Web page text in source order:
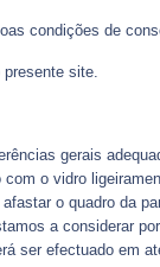
condições de
presente site.
gerais
o vidro
o quadro da
a considerar
ser efectuado em